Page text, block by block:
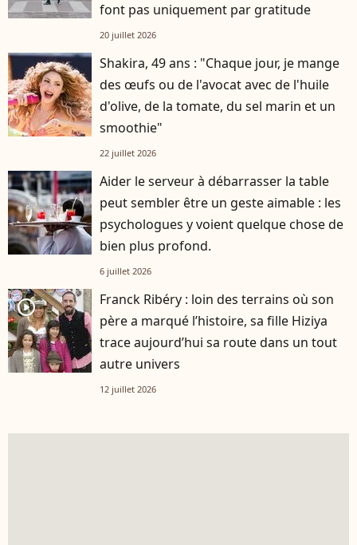
font pas uniquement par gratitude
20 juillet 2026
Shakira, 49 ans : "Chaque jour, je mange
des œufs ou de l'avocat avec de l'huile
d'olive, de la tomate, du sel marin et un
smoothie"
22 juillet 2026
Aider le serveur à débarrasser la table
peut sembler être un geste aimable : les
psychologues y voient quelque chose de
bien plus profond.
6 juillet 2026
player2
Franck Ribéry : loin des terrains où son
père a marqué l’histoire, sa fille Hiziya
trace aujourd’hui sa route dans un tout
autre univers
12 juillet 2026